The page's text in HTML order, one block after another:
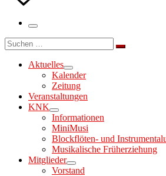
Menü
Suche
Suchen …
Aktuelles
Kalender
Zeitung
Veranstaltungen
KNK
Informationen
MiniMusi
Blockflöten- und
Musikalische Früherziehung
Mitglieder
Vorstand